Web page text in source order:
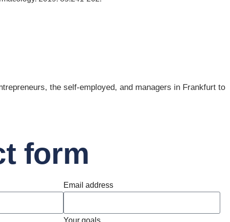
the self-employed, and managers in Frankfurt to
form
Email address
Your goals